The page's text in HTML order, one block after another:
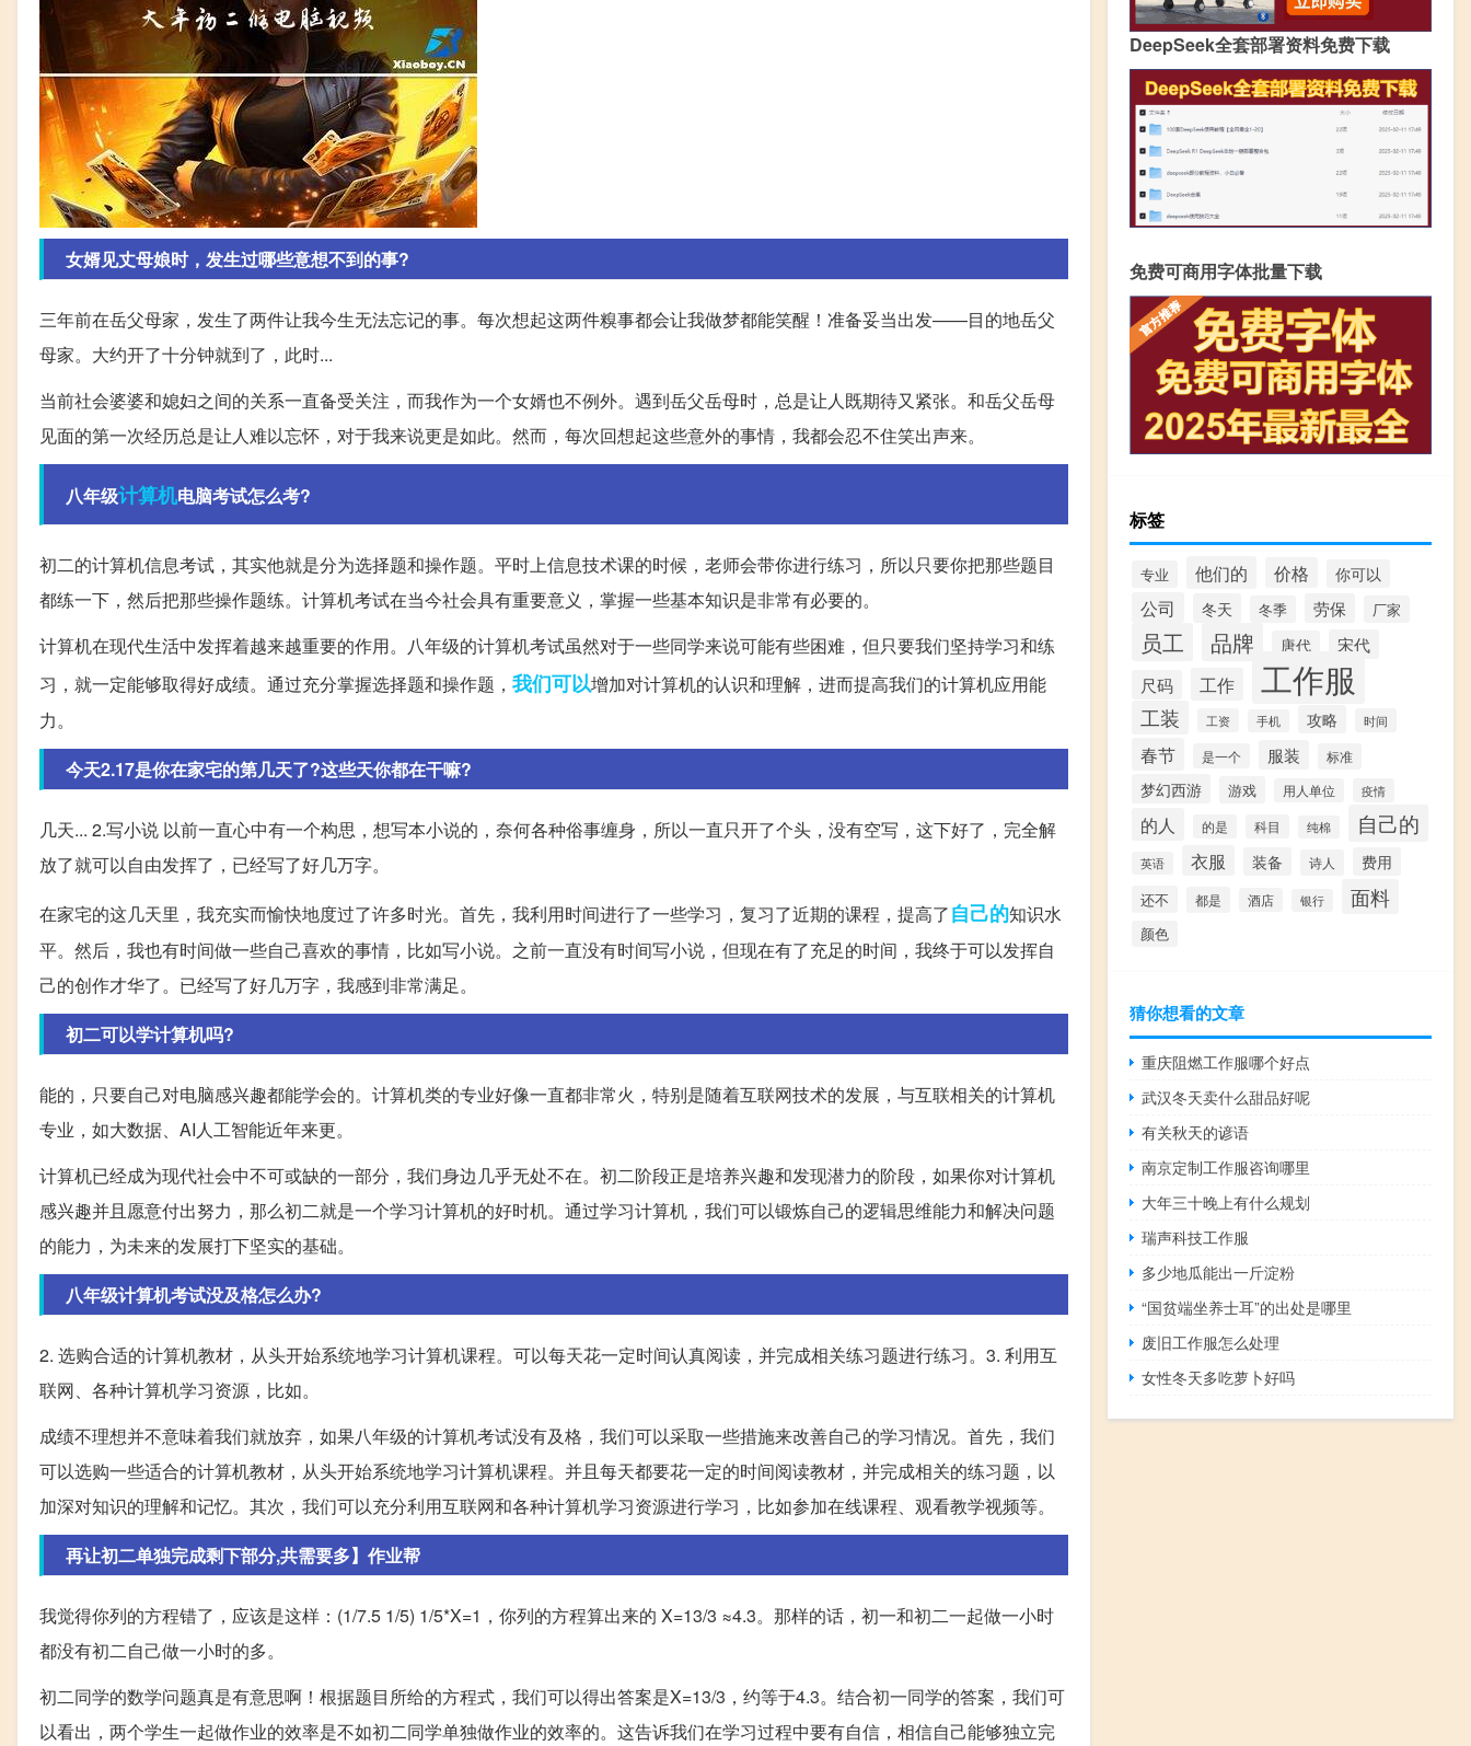
女婿见丈母娘时，发生过哪些意想不到的事?
三年前在岳父母家，发生了两件让我今生无法忘记的事。每次想起这两件糗事都会让我做梦都能笑醒！准备妥当出发——目的地岳父
母家。大约开了十分钟就到了，此时...
当前社会婆婆和媳妇之间的关系一直备受关注，而我作为一个女婿也不例外。遇到岳父岳母时，总是让人既期待又紧张。和岳父岳母
见面的第一次经历总是让人难以忘怀，对于我来说更是如此。然而，每次回想起这些意外的事情，我都会忍不住笑出声来。
八年级计算机电脑考试怎么考?
初二的计算机信息考试，其实他就是分为选择题和操作题。平时上信息技术课的时候，老师会带你进行练习，所以只要你把那些题目
都练一下，然后把那些操作题练。计算机考试在当今社会具有重要意义，掌握一些基本知识是非常有必要的。
计算机在现代生活中发挥着越来越重要的作用。八年级的计算机考试虽然对于一些同学来说可能有些困难，但只要我们坚持学习和练
习，就一定能够取得好成绩。通过充分掌握选择题和操作题， 我们可以增加对计算机的认识和理解，进而提高我们的计算机应用能
力。
今天2.17是你在家宅的第几天了?这些天你都在干嘛?
几天... 2.写小说 以前一直心中有一个构思，想写本小说的，奈何各种俗事缠身，所以一直只开了个头，没有空写，这下好了，完全解
放了就可以自由发挥了，已经写了好几万字。
在家宅的这几天里，我充实而愉快地度过了许多时光。首先，我利用时间进行了一些学习，复习了近期的课程，提高了自己的知识水
平。然后，我也有时间做一些自己喜欢的事情，比如写小说。之前一直没有时间写小说，但现在有了充足的时间，我终于可以发挥自
己的创作才华了。已经写了好几万字，我感到非常满足。
初二可以学计算机吗?
能的，只要自己对电脑感兴趣都能学会的。计算机类的专业好像一直都非常火，特别是随着互联网技术的发展，与互联相关的计算机
专业，如大数据、AI人工智能近年来更。
计算机已经成为现代社会中不可或缺的一部分，我们身边几乎无处不在。初二阶段正是培养兴趣和发现潜力的阶段，如果你对计算机
感兴趣并且愿意付出努力，那么初二就是一个学习计算机的好时机。通过学习计算机，我们可以锻炼自己的逻辑思维能力和解决问题
的能力，为未来的发展打下坚实的基础。
八年级计算机考试没及格怎么办?
2. 选购合适的计算机教材，从头开始系统地学习计算机课程。可以每天花一定时间认真阅读，并完成相关练习题进行练习。3. 利用互
联网、各种计算机学习资源，比如。
成绩不理想并不意味着我们就放弃，如果八年级的计算机考试没有及格，我们可以采取一些措施来改善自己的学习情况。首先，我们
可以选购一些适合的计算机教材，从头开始系统地学习计算机课程。并且每天都要花一定的时间阅读教材，并完成相关的练习题，以
加深对知识的理解和记忆。其次，我们可以充分利用互联网和各种计算机学习资源进行学习，比如参加在线课程、观看教学视频等。
再让初二单独完成剩下部分,共需要多】作业帮
我觉得你列的方程错了，应该是这样：(1/7.5 1/5) 1/5*X=1，你列的方程算出来的 X=13/3 ≈4.3。那样的话，初一和初二一起做一小时
都没有初二自己做一小时的多。
初二同学的数学问题真是有意思啊！根据题目所给的方程式，我们可以得出答案是X=13/3，约等于4.3。结合初一同学的答案，我们可
以看出，两个学生一起做作业的效率是不如初二同学单独做作业的效率的。这告诉我们在学习过程中要有自信，相信自己能够独立完
DeepSeek全套部署资料免费下载
免费可商用字体批量下载
标签
专业 他们的 价格 你可以
公司 冬天 冬季 劳保 厂家
员工 品牌 唐代
宋代
尺码
工作 工作服
工装 工资 手机 攻略 时间
春节 是一个 服装 标准
梦幻西游 游戏 用人单位 疫情
的人 的是 科目 纯棉 自己的
英语 衣服 装备 诗人 费用
还不 都是 酒店 银行 面料
颜色
猜你想看的文章
重庆阻燃工作服哪个好点
武汉冬天卖什么甜品好呢
有关秋天的谚语
南京定制工作服咨询哪里
大年三十晚上有什么规划
瑞声科技工作服
多少地瓜能出一斤淀粉
“国贫端坐养士耳”的出处是哪里
废旧工作服怎么处理
女性冬天多吃萝卜好吗